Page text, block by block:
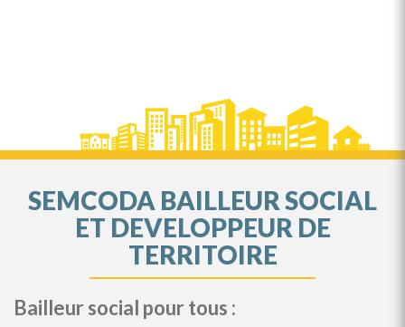
SEMCODA BAILLEUR SOCIAL
ET DEVELOPPEUR DE
TERRITOIRE
Bailleur social pour tous :